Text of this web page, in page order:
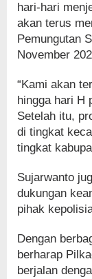
hari-hari
akan terus
Pemungutan
November
“Kami akan
hingga hari H
Setelah itu,
di tingkat
tingkat
Sujarwanto
dukungan
pihak
Dengan
berharap
berjalan